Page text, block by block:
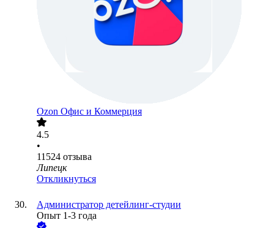
Ozon Офис и Коммерция
4.5
•
11524 отзыва
Липецк
Откликнуться
Администратор детейлинг-студии
Опыт 1-3 года